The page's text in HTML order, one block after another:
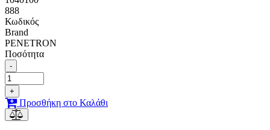
888
Κωδικός
Brand
PENETRON
Ποσότητα
-
+
Προσθήκη στο Καλάθι